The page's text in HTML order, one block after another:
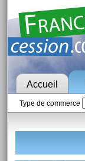
Accueil
Type de commerce